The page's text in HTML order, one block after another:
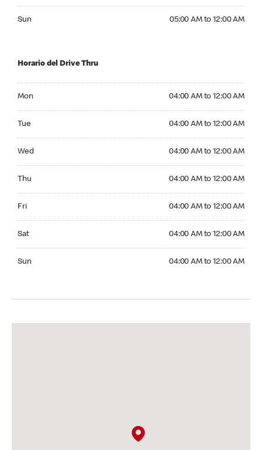
Sun 05:00 AM to 12:00 AM
Horario del Drive Thru
Mon 04:00 AM to 12:00 AM
Tue 04:00 AM to 12:00 AM
Wed 04:00 AM to 12:00 AM
Thu 04:00 AM to 12:00 AM
Fri 04:00 AM to 12:00 AM
Sat 04:00 AM to 12:00 AM
Sun 04:00 AM to 12:00 AM